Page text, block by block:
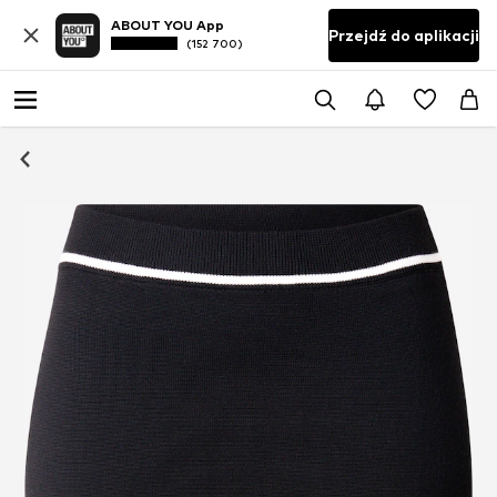
ABOUT YOU App
(152 700) Przejdź do aplikacji